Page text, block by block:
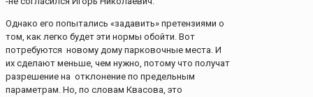
Однако его попытались «задавить» претензиями о
том, как легко будет эти нормы обойти. Вот
потребуются новому дому парковочные места. И
их сделают меньше, чем нужно, потому что получат
разрешение на отклонение по предельным
параметрам. Но, по словам Квасова, это